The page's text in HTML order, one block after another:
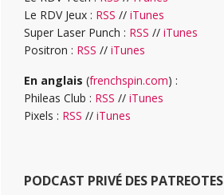
Le RDV Jeux : RSS // iTunes
Super Laser Punch : RSS // iTunes
Positron : RSS // iTunes
En anglais (frenchspin.com) :
Phileas Club : RSS // iTunes
Pixels : RSS // iTunes
PODCAST PRIVÉ DES PATREOTES